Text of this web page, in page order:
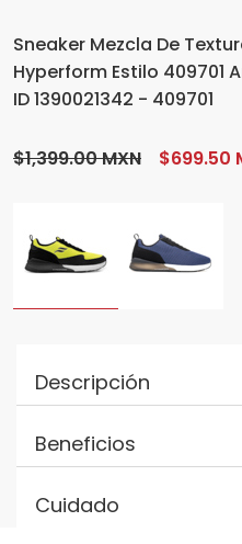
Sneaker Mezcla De
Hyperform Estilo 409701
ID 1390021342 - 409701
$1,399.00 MXN $699.50
Descripción
Beneficios
Cuidado